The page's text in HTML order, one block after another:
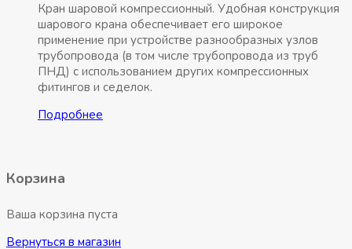
Кран шаровой компрессионный. Удобная конструкция
шарового крана обеспечивает его широкое
применение при устройстве разнообразных узлов
трубопровода (в том числе трубопровода из труб
ПНД) с использованием других компрессионных
фитингов и седелок.
Подробнее
Корзина
Ваша корзина пуста
Вернуться в магазин